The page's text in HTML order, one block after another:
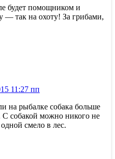
будет помощником и
— так на охоту! За грибами,
11:27 пп
на рыбалке собака больше
собакой можно никого не
смело в лес.